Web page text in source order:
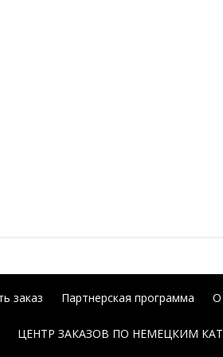
заказ Партнерская программа О
ЦЕНТР ЗАКАЗОВ ПО НЕМЕЦКИМ